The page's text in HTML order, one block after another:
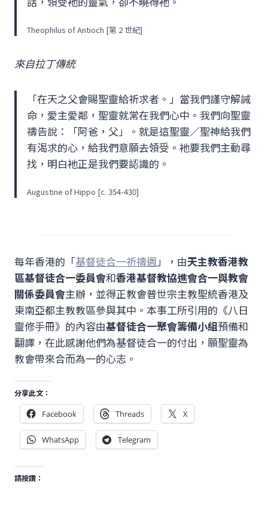
Theophilus of Antioch [第 2 世紀]
來自拉丁傳統
「在天之父會賜聖靈給祈求者。」當我們謹守解誡
命，愛主愛鄰，聖靈就常在我們心中。我們向聖靈
禱告說：「阿爸，父」。就是這聖靈／聖神給我們
有渴求的心，給我們意願去領受。衪要我們主動尋
找，明白衪正是我們要認識的。
Augustine of Hippo [c. 354-430]
每年香港的「基督徒合一祈禱週」，由天主教香港教
區基督徒合一委員會和香港基督教協進會合一與教會
關係委員會主辦，並得正教會普世宗主教聖統香港及
東南亞都主教教區參與其中。本事工所引用的《八日
靈修手冊》的內容由基督徒合一聚會籌備小組預備和
翻譯，在此感謝他們為基督徒合一的付出，願聖靈為
教會帶來合而為一的心志。
分享此文：
Facebook Threads X
WhatsApp Telegram
請按讚：